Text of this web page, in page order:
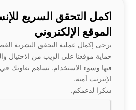
اكمل التحقق السريع
الموقع الإلكتروني
يرجى إكمال عملية التحقق البشرية
حماية موقعنا على الويب من الاحتيال
فيها وسوء الاستخدام. تساهم تعاونك
الإنترنت آمنة.
شكرا لدعمكم.